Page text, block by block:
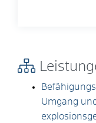
Umgang